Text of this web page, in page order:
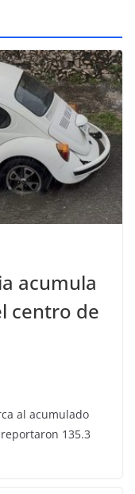
acumula
centro de
al acumulado
135.3